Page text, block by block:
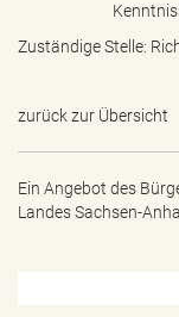
Zuständige Stelle:
zurück zur Übersicht
Ein Angebot des
Landes Sachsen-